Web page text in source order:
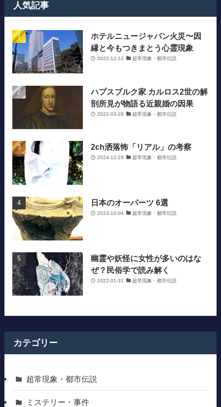
人気記事
ホテルニュージャパン火災〜因
縁と今もつきまとう心霊現象
2022-12-12 超常現象・都市伝説
ハプスブルク家 カルロス2世の解
剖所見が物語る近親婚の因果
2022-03-28 超常現象・都市伝説
2ch洒落怖「リアル」の考察
2024-12-28 超常現象・都市伝説
日本のオーパーツ 6選
2023-10-04 超常現象・都市伝説
幽霊や妖怪に女性が多いのはな
ぜ？民俗学で読み解く
2022-01-31 超常現象・都市伝説
カテゴリー
超常現象・都市伝説
ミステリー・事件